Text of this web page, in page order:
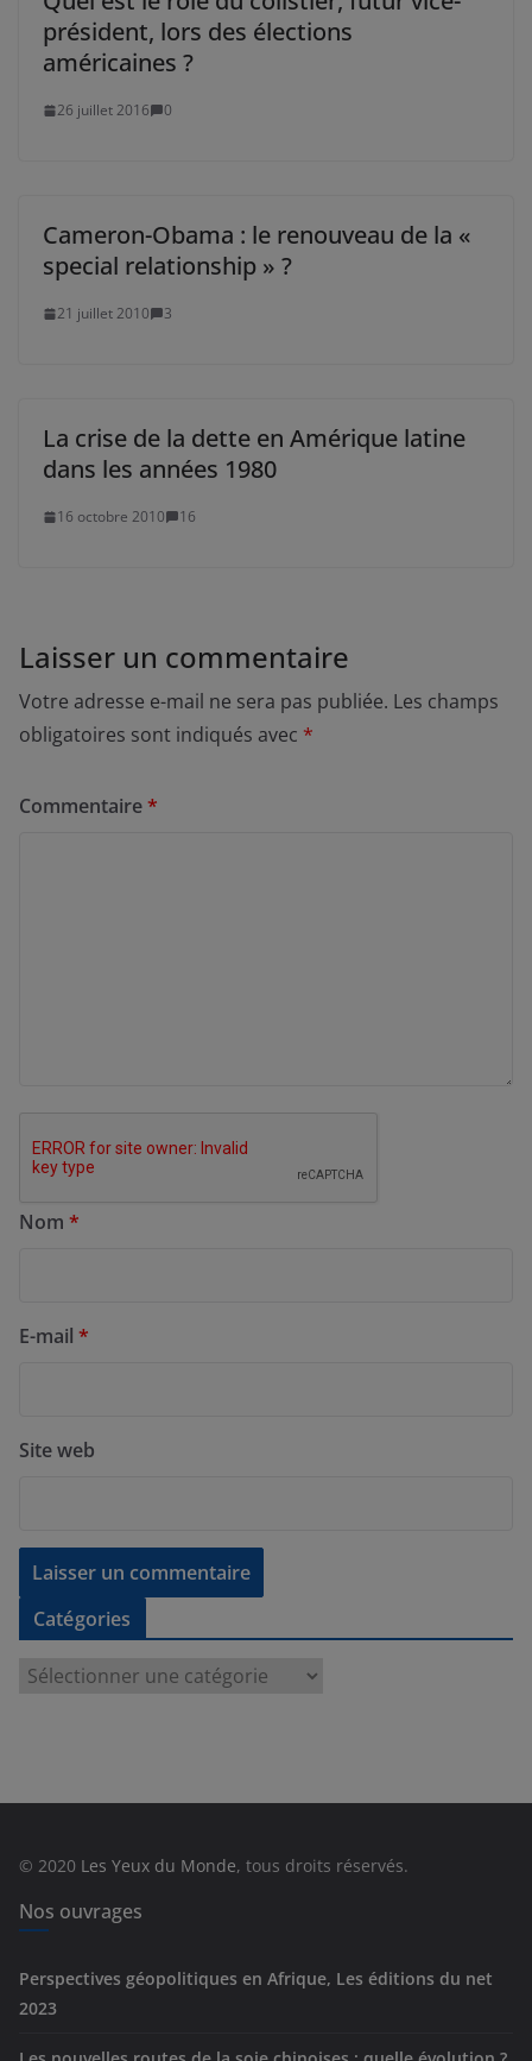
président, lors des élections
américaines ?
26 juillet 2016 0
Cameron-Obama : le renouveau de la «
special relationship » ?
21 juillet 2010 3
La crise de la dette en Amérique latine
dans les années 1980
16 octobre 2010 16
Laisser un commentaire
Votre adresse e-mail ne sera pas publiée. Les champs
obligatoires sont indiqués avec *
Commentaire*
Nom *
E-mail *
Site web
Catégories
e
© 2020 Les Yeux du Monde, tous droits réservés.
Nos ouvrages
Perspectives géopolitiques en Afrique, Les éditions du net
2023